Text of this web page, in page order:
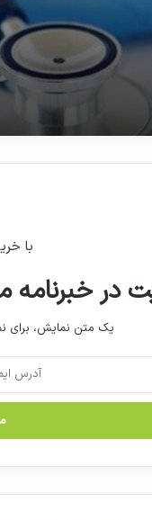
با
در خبرنامه
یک متن نمایش،